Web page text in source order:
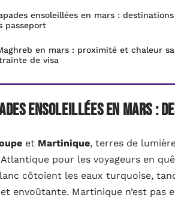
ensoleillées en mars : destinations
passeport
en mars : proximité et chaleur
de visa
ensoleillées en mars :
et Martinique, terres de
Atlantique pour les voyageurs en
côtoient les eaux turquoise,
envoûtante. Martinique n’est pas